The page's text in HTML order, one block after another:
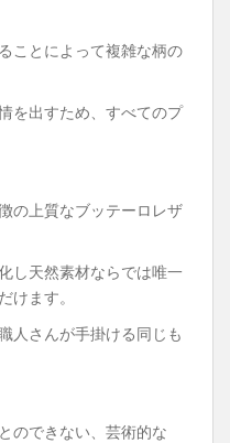
ことによって複雑な柄の
を出すため、すべてのプ
の上質なブッテーロレザ
し天然素材ならでは唯一
けます。
人さんが手掛ける同じも
のできない、芸術的な